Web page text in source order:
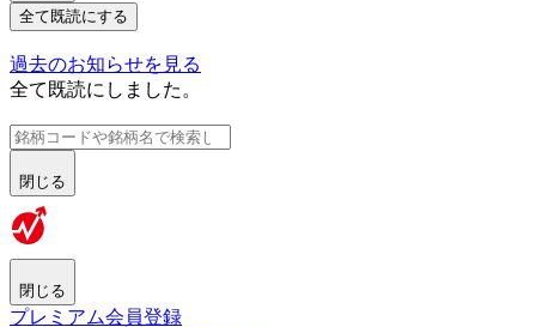
全て既読にする
過去のお知らせを見る
全て既読にしました。
閉じる
閉じる
プレミアム会員登録